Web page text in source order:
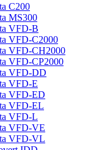
C200
MS300
VFD-B
VFD-C2000
VFD-CH2000
VFD-CP2000
VFD-DD
VFD-E
VFD-ED
VFD-EL
VFD-L
VFD-VE
VFD-VL